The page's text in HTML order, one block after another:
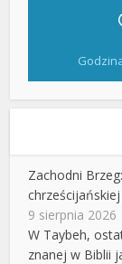
Zachodni
9 sierpnia 2026
W Taybeh,
znanej w Biblii